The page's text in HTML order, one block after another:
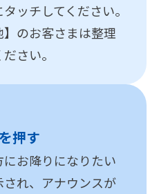
ッチしてください。
】のお客さまは整理
さい。
押す
お降りになりたい
れ、アナウンスが